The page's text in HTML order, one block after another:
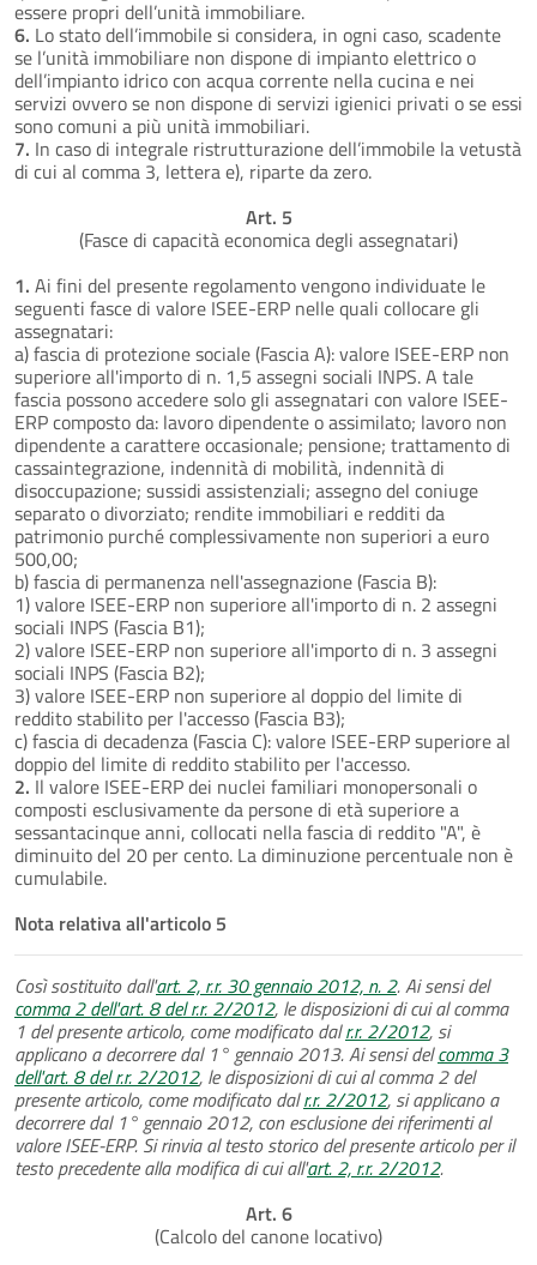
essere propri dell’unità immobiliare.
6. Lo stato dell’immobile si considera, in ogni caso, scadente
se l’unità immobiliare non dispone di impianto elettrico o
dell’impianto idrico con acqua corrente nella cucina e nei
servizi ovvero se non dispone di servizi igienici privati o se essi
sono comuni a più unità immobiliari.
7. In caso di integrale ristrutturazione dell’immobile la vetustà
di cui al comma 3, lettera e), riparte da zero.
Art. 5
(Fasce di capacità economica degli assegnatari)
1. Ai fini del presente regolamento vengono individuate le
seguenti fasce di valore ISEE-ERP nelle quali collocare gli
assegnatari:
a) fascia di protezione sociale (Fascia A): valore ISEE-ERP non
superiore all'importo di n. 1,5 assegni sociali INPS. A tale
fascia possono accedere solo gli assegnatari con valore ISEE-
ERP composto da: lavoro dipendente o assimilato; lavoro non
dipendente a carattere occasionale; pensione; trattamento di
cassaintegrazione, indennità di mobilità, indennità di
disoccupazione; sussidi assistenziali; assegno del coniuge
separato o divorziato; rendite immobiliari e redditi da
patrimonio purché complessivamente non superiori a euro
500,00;
b) fascia di permanenza nell'assegnazione (Fascia B):
1) valore ISEE-ERP non superiore all'importo di n. 2 assegni
sociali INPS (Fascia B1);
2) valore ISEE-ERP non superiore all'importo di n. 3 assegni
sociali INPS (Fascia B2);
3) valore ISEE-ERP non superiore al doppio del limite di
reddito stabilito per l'accesso (Fascia B3);
c) fascia di decadenza (Fascia C): valore ISEE-ERP superiore al
doppio del limite di reddito stabilito per l'accesso.
2. Il valore ISEE-ERP dei nuclei familiari monopersonali o
composti esclusivamente da persone di età superiore a
sessantacinque anni, collocati nella fascia di reddito "A", è
diminuito del 20 per cento. La diminuzione percentuale non è
cumulabile.
Nota relativa all'articolo 5
Così sostituito dall'art. 2, r.r. 30 gennaio 2012, n. 2. Ai sensi del
comma 2 dell'art. 8 del r.r. 2/2012, le disposizioni di cui al comma
1 del presente articolo, come modificato dalr.r. 2/2012, si
applicano a decorrere dal 1° gennaio 2013. Ai sensi delcomma 3
dell'art. 8 del r.r. 2/2012, le disposizioni di cui al comma 2 del
presente articolo, come modificato dalr.r. 2/2012, si applicano a
decorrere dal 1° gennaio 2012, con esclusione dei riferimenti al
valore ISEE-ERP. Si rinvia al testo storico del presente articolo per il
testo precedente alla modifica di cui all'art. 2, r.r. 2/2012.
Art. 6
(Calcolo del canone locativo)